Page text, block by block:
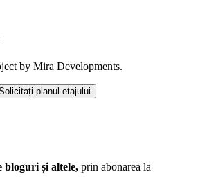
by Mira Developments.
planul etajului
bloguri și altele, prin abonarea la